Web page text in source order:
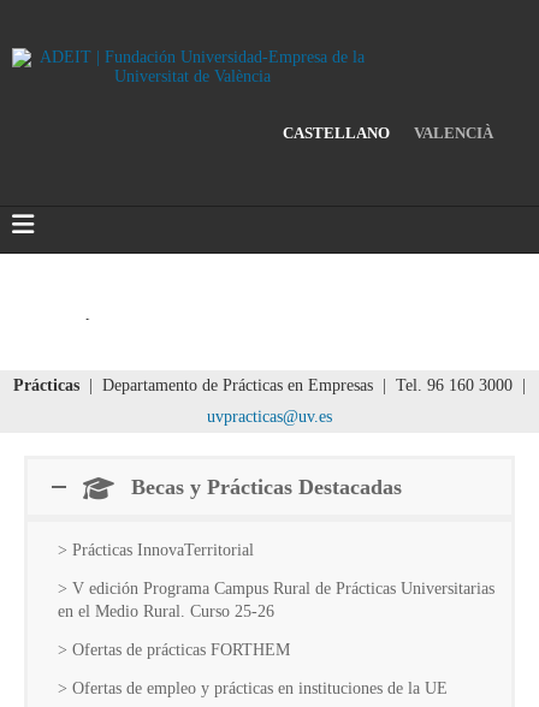
CASTELLANO VALENCIÀ
Prácticas | Departamento de Prácticas en Empresas | Tel. 96 160 3000 |
uvpracticas@uv.es
Becas y Prácticas Destacadas
> Prácticas InnovaTerritorial
> V edición Programa Campus Rural de Prácticas Universitarias
en el Medio Rural. Curso 25-26
> Ofertas de prácticas FORTHEM
> Ofertas de empleo y prácticas en instituciones de la UE